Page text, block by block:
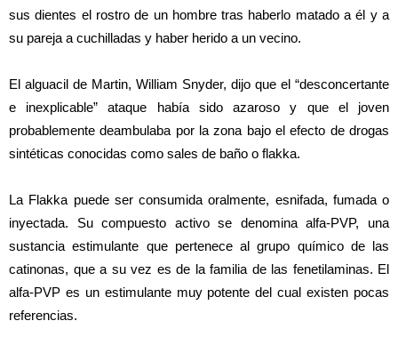
sus dientes el rostro de un hombre tras haberlo matado a él y a
su pareja a cuchilladas y haber herido a un vecino.
El alguacil de Martin, William Snyder, dijo que el “desconcertante
e inexplicable” ataque había sido azaroso y que el joven
probablemente deambulaba por la zona bajo el efecto de drogas
sintéticas conocidas como sales de baño o flakka.
La Flakka puede ser consumida oralmente, esnifada, fumada o
inyectada. Su compuesto activo se denomina alfa-PVP, una
sustancia estimulante que pertenece al grupo químico de las
catinonas, que a su vez es de la familia de las fenetilaminas. El
alfa-PVP es un estimulante muy potente del cual existen pocas
referencias.